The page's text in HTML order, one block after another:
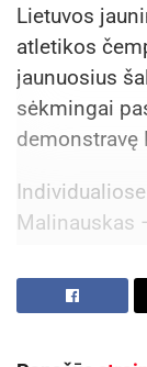
Lietuvos
atletikos
jaunuosius
sėkmingai
demonstravę
Malinauskas
51,47 sek.
bėgime,